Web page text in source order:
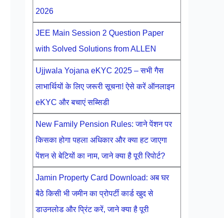
2026
JEE Main Session 2 Question Paper
with Solved Solutions from ALLEN
Ujjwala Yojana eKYC 2025 – सभी गैस
लाभार्थियों के लिए जरूरी सूचना! ऐसे करें ऑनलाइन
eKYC और बचाएं सब्सिडी
New Family Pension Rules: जाने पेंशन पर
किसका होगा पहला अधिकार और क्या हट जाएगा
पेंशन से बेटियों का नाम, जाने क्या है पूरी रिपोर्ट?
Jamin Property Card Download: अब घर
बैठे किसी भी जमीन का प्रोपर्टी कार्ड खुद से
डाउनलोड और प्रिंट करें, जाने क्या है पूरी